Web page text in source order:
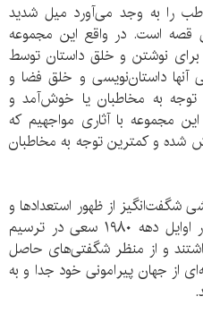
کوتاه مخاطب را به وجد می‌آورد میل شدید
قصه است. در واقع این مجموعه
نوشتن و خلق داستان توسط
آنها داستان‌نویسی و خلق فضا و
توجه به مخاطبان یا خوش‌آمد و
مجموعه با آثاری مواجهیم که
شده و کمترین توجه به مخاطبان
شگفت‌انگیز از ظهور استعدادها و
توانایی‌های نوظهوری دانست که در اوایل دهه ۱۹۸۰ سعی در ترسیم
و از منظر شگفتی‌های حاصل
از جهان پیرامونی خود جدا و به